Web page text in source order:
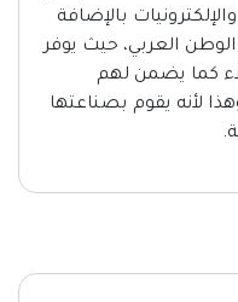
بالإضافة
الوطن العربي، حيث يوفر
كما يضمن لهم
لأنه يقوم بصناعتها